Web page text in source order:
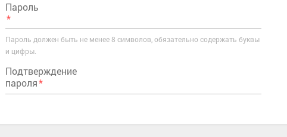
Пароль
Пароль должен быть не менее 8 символов, обязательно содержать буквы
и цифры.
Подтверждение
пароля